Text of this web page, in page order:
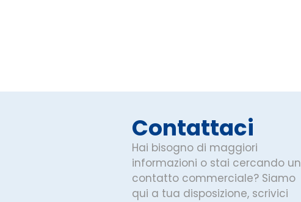
Contattaci
Hai bisogno di maggiori
informazioni o stai cercando un
contatto commerciale? Siamo
qui a tua disposizione, scrivici